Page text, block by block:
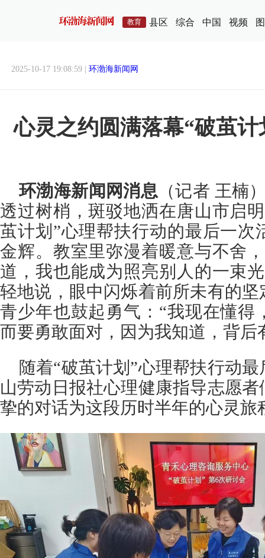
教育 县区 综合 中国 视频
2025-10-17 19:08:59 | 环渤海新闻网
心灵之约圆满落幕“破茧
环渤海新闻网消息 （记者 王楠
透过树梢，斑驳地洒在唐山市启
茧计划”心理帮扶行动的最后一次
金辉。教室里弥漫着暖意与不舍
道，我也能成为照亮别人的一束
轻地说，眼中闪烁着前所未有的
青少年也鼓起勇气：“我现在懂得
而要勇敢面对，因为我知道，背后
随着“破茧计划”心理帮扶行动
山劳动日报社心理健康指导志愿
挚的对话为这段历时半年的心灵旅